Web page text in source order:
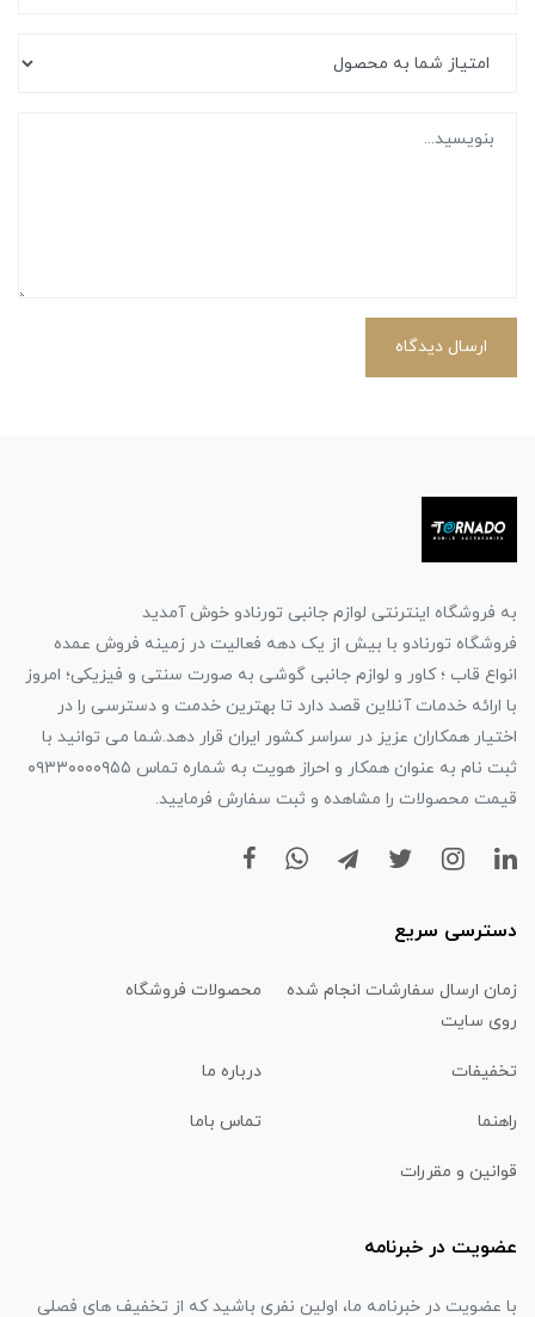
ارسال دیدگاه
به فروشگاه اینترنتی لوازم جانبی تورنادو خوش آمدید
فروشگاه تورنادو با بیش از یک دهه فعالیت در زمینه فروش عمده
انواع قاب ؛ کاور و لوازم جانبی گوشی به صورت سنتی و فیزیکی؛ امروز
با ارائه خدمات آنلاین قصد دارد تا بهترین خدمت و دسترسی را در
اختیار همکاران عزیز در سراسر کشور ایران قرار دهد.شما می توانید با
ثبت نام به عنوان همکار و احراز هویت به شماره تماس ۰۹۳۳۰۰۰۰۹۵۵
قیمت محصولات را مشاهده و ثبت سفارش فرمایید.
دسترسی سریع
زمان ارسال سفارشات انجام شده
روی سایت
محصولات فروشگاه
تخفیفات درباره ما
راهنما تماس باما
قوانین و مقررات
عضویت در خبرنامه
با عضویت در خبرنامه ما، اولین نفری باشید که از تخفیف های فصلی